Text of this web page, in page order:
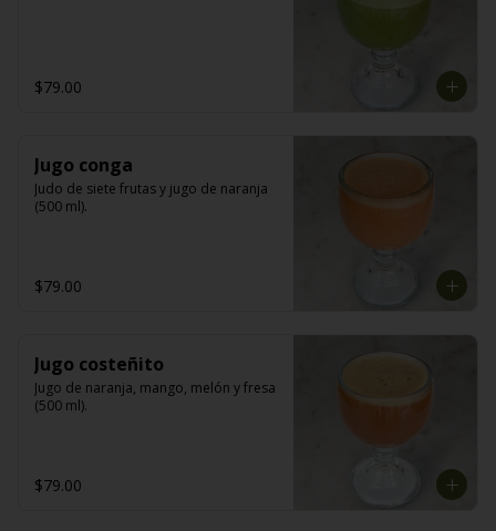
$79.00
Jugo conga
Judo de siete frutas y jugo de naranja
(500 ml).
$79.00
Jugo costeñito
Jugo de naranja, mango, melón y fresa
(500 ml).
$79.00